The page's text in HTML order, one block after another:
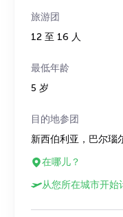
旅游团
12 至 16 人
最低年龄
5 岁
目的地参团
新西伯利亚，巴尔瑙
在哪儿？
从您所在城市开始